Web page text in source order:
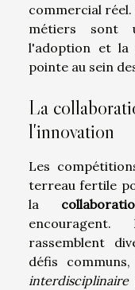
commercial
métiers sont
l'adoption et la
pointe au sein
La
l'innovation
Les
terreau fertile
la
rassemblent
défis
interdisciplinaire